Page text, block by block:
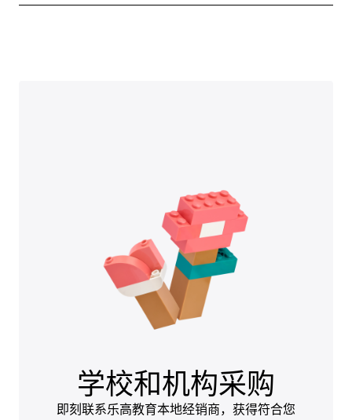
学校和机构采购
即刻联系乐高教育本地经销商，获得符合您